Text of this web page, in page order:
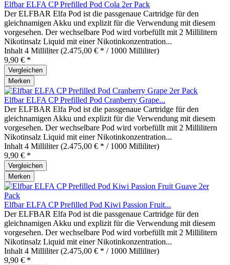
Elfbar ELFA CP Prefilled Pod Cola 2er Pack
Der ELFBAR Elfa Pod ist die passgenaue Cartridge für den
gleichnamigen Akku und explizit für die Verwendung mit diesem
vorgesehen. Der wechselbare Pod wird vorbefüllt mit 2 Millilitern
Nikotinsalz Liquid mit einer Nikotinkonzentration...
Inhalt 4 Milliliter(2.475,00 € * / 1000 Milliliter)
9,90 € *
Vergleichen
Merken
Elfbar ELFA CP Prefilled Pod Cranberry Grape...
Der ELFBAR Elfa Pod ist die passgenaue Cartridge für den
gleichnamigen Akku und explizit für die Verwendung mit diesem
vorgesehen. Der wechselbare Pod wird vorbefüllt mit 2 Millilitern
Nikotinsalz Liquid mit einer Nikotinkonzentration...
Inhalt 4 Milliliter(2.475,00 € * / 1000 Milliliter)
9,90 € *
Vergleichen
Merken
Elfbar ELFA CP Prefilled Pod Kiwi Passion Fruit...
Der ELFBAR Elfa Pod ist die passgenaue Cartridge für den
gleichnamigen Akku und explizit für die Verwendung mit diesem
vorgesehen. Der wechselbare Pod wird vorbefüllt mit 2 Millilitern
Nikotinsalz Liquid mit einer Nikotinkonzentration...
Inhalt 4 Milliliter(2.475,00 € * / 1000 Milliliter)
9,90 € *